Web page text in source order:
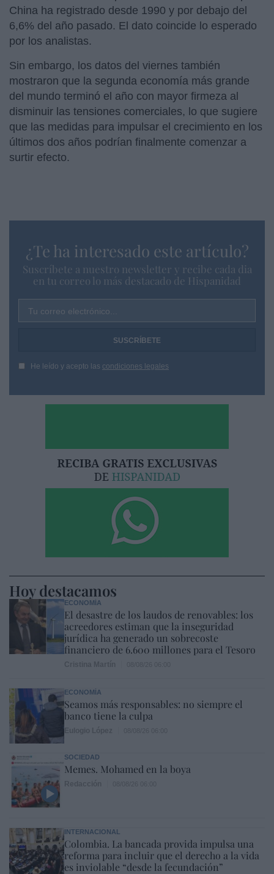
China ha registrado desde 1990 y por debajo del
6,6% del año pasado. El dato coincide lo esperado
por los analistas.
Sin embargo, los datos del viernes también
mostraron que la segunda economía más grande
del mundo terminó el año con mayor firmeza al
disminuir las tensiones comerciales, lo que sugiere
que las medidas para impulsar el crecimiento en los
últimos dos años podrían finalmente comenzar a
surtir efecto.
¿Te ha interesado este artículo?
Suscríbete a nuestro newsletter y recibe cada dia
en tu correo lo más destacado de Hispanidad
Tu correo electrónico...
He leído y acepto las condiciones legales
Hoy destacamos
ECONOMÍA
El desastre de los laudos de renovables: los
acreedores estiman que la inseguridad
jurídica ha generado un sobrecoste
financiero de 6.600 millones para el Tesoro
ECONOMÍA
Seamos más responsables: no siempre el
banco tiene la culpa
SOCIEDAD
Memes. Mohamed en la boya
INTERNACIONAL
Colombia. La bancada provida impulsa una
reforma para incluir que el derecho a la vida
es inviolable “desde la fecundación”